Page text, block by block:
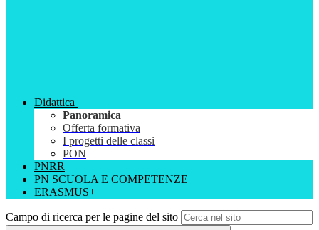
Didattica
Panoramica
Offerta formativa
I progetti delle classi
PON
PNRR
PN SCUOLA E COMPETENZE
ERASMUS+
Campo di ricerca per le pagine del sito